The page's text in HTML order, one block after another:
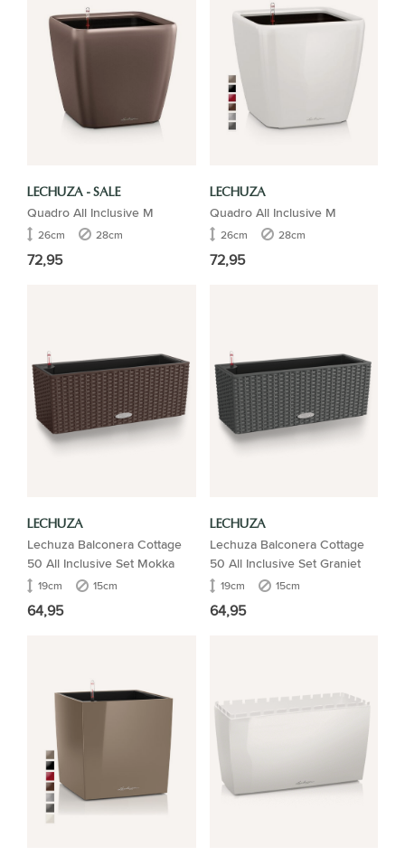
LECHUZA - SALE
Quadro All Inclusive M
26cm 28cm
72,95
LECHUZA
Quadro All Inclusive M
26cm 28cm
72,95
LECHUZA
Lechuza Balconera Cottage
50 All Inclusive Set Mokka
19cm 15cm
64,95
LECHUZA
Lechuza Balconera Cottage
50 All Inclusive Set Graniet
19cm 15cm
64,95